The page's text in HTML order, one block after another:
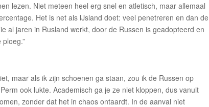
lezen. Niet meteen heel erg snel en atletisch, maar allemaal
Het is net als IJsland doet: veel penetreren en dan de
al jaren in Rusland werkt, door de Russen is geadopteerd en
maar als ik zijn schoenen ga staan, zou ik de Russen op
ook lukte. Academisch ga je ze niet kloppen, dus vanuit
zonder dat het in chaos ontaardt. In de aanval niet